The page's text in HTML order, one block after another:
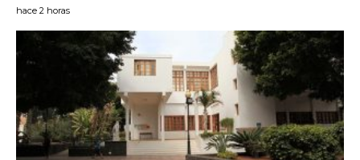
hace 2 horas